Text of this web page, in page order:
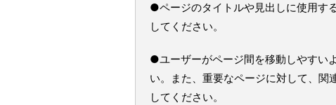
●ページのタイトルや見出しに使用す
してください。
●ユーザーがページ間を移動しやすい
い。また、重要なページに対して、関
してください。